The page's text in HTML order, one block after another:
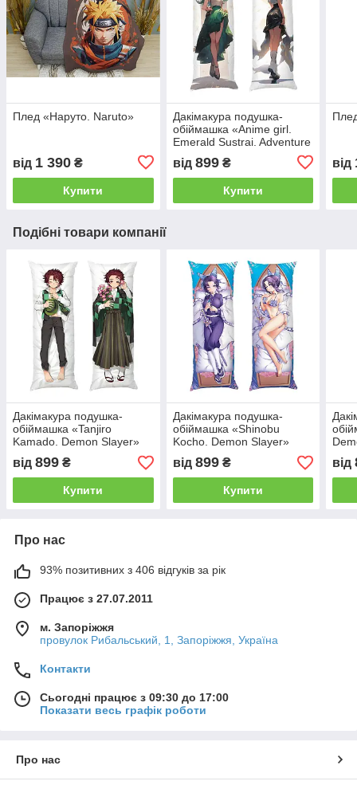
Плед «Наруто. Naruto»
від 1 390 ₴
Купити
Дакімакура подушка-
обіймашка «Anime girl.
Emerald Sustrai. Adventure
від 899₴
Купити
від
Подібні товари компанії
Дакімакура подушка-
обіймашка «Tanjiro
Kamado. Demon Slayer»
від 899 ₴
Купити
Дакімакура подушка-
обіймашка «Shinobu
Kocho. Demon Slayer»
від 899₴
Купити
від
Про нас
93% позитивних з 406 відгуків за рік
Працює з 27.07.2011
м. Запоріжжя
провулок Рибальський, 1, Запоріжжя, Україна
Контакти
Сьогодні працює з 09:30 до 17:00
Показати весь графік роботи
Про нас